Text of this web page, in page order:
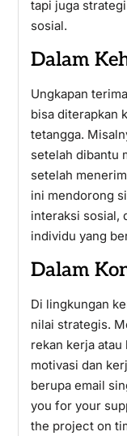
tapi juga
sosial.
Dalam
Ungkapan
bisa diterapkan
tetangga.
setelah dibantu
setelah
ini mendorong
interaksi sosial,
individu yang
Dalam
Di lingkungan
nilai strategis.
rekan kerja atau
motivasi dan
berupa email
you for your
the project on